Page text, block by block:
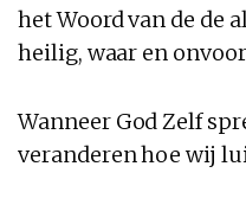
het Woord van de de
heilig, waar en
Wanneer God Zelf
veranderen hoe wij